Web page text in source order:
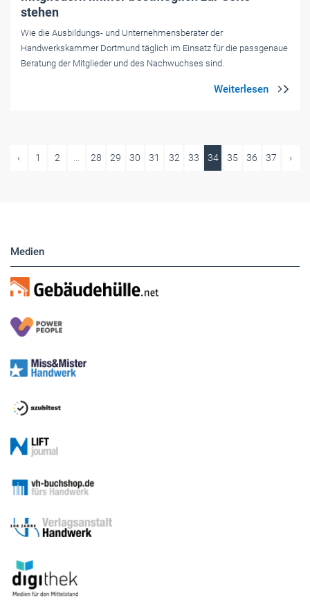
stehen
Wie die Ausbildungs- und Unternehmensberater der
Handwerkskammer Dortmund täglich im Einsatz für die passgenaue
Beratung der Mitglieder und des Nachwuchses sind.
‹ 1 2 ... 28 29 30 31 32 33 34 35 36 37 ›
Medien